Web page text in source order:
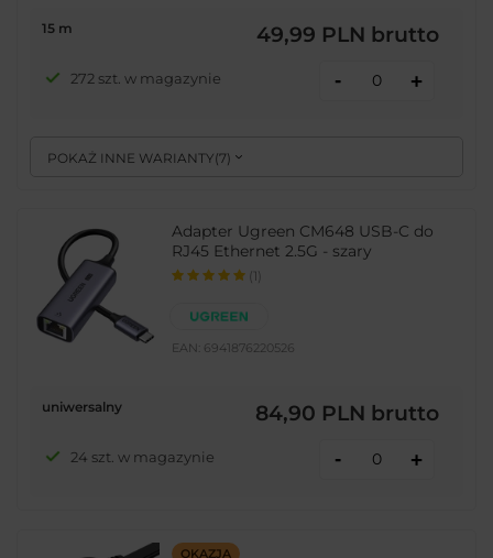
POKAŻ INNE WARIANTY(7)
15 m 49,99 PLN brutto
272 szt. w magazynie - +
Adapter Ugreen CM648 USB-C do
RJ45 Ethernet 2.5G - szary
(1)
EAN: 6941876220526
uniwersalny 84,90 PLN brutto
24 szt. w magazynie - +
OKAZJA